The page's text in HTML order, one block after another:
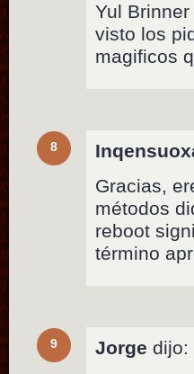
Yul
visto los
magificos
8
Gracias,
métodos
reboot
término
9 Jorge dijo: